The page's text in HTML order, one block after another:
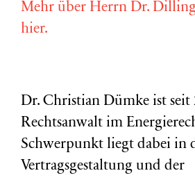
Mehr über Herrn Dr.
hier.
Dr. Christian Dümke ist seit
Rechtsanwalt im
Schwerpunkt liegt dabei in
Vertragsgestaltung und der